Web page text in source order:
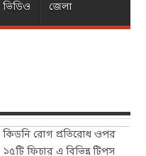
ভিডিও জেলা
কিডনি রোগ প্রতিরোধ ওপর
১৫টি ফিচার এ বিভিন্ন টিপস